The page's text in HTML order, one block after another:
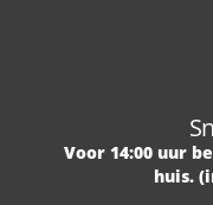
Voor 14:00 uur
huis.